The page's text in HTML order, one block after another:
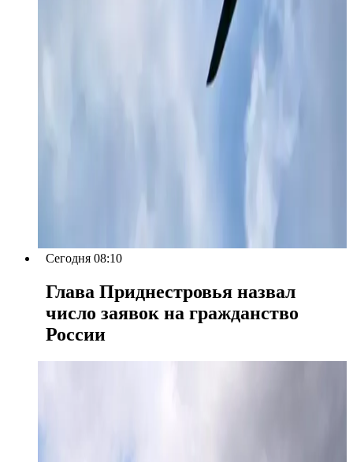
Сегодня 08:10
Глава Приднестровья назвал
число заявок на гражданство
России